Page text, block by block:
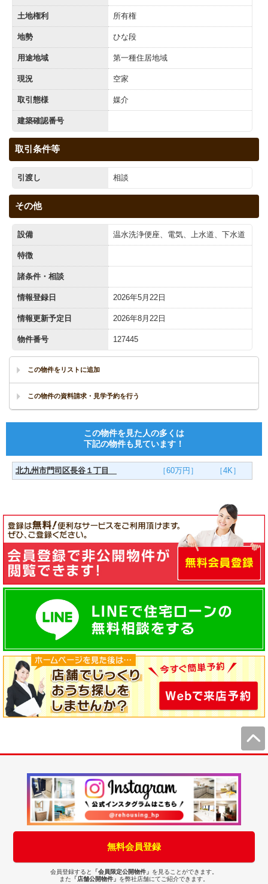
土地権利 所有権
地勢 ひな段
用途地域 第一種住居地域
現況 空家
取引態様 媒介
建築確認番号
取引条件等
引渡し 相談
その他
設備 温水洗浄便座、電気、上水道、下水道
特徴
諸条件・相談
情報登録日 2026年5月22日
情報更新予定日 2026年8月22日
物件番号 127445
この物件を見た人の多くは
下記の物件も見ています！
北九州市門司区長谷１丁目 ［60万円］ ［4K］
無料会員登録
会員登録すると 「会員限定公開物件」 を見ることができます。
また 「店舗公開物件」 を弊社店舗にてご紹介できます。